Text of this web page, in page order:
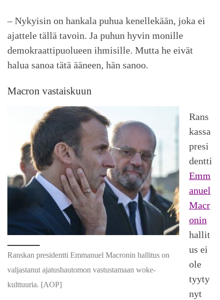
– Nykyisin on hankala puhua kenellekään, joka ei
ajattele tällä tavoin. Ja puhun hyvin monille
demokraattipuolueen ihmisille. Mutta he eivät
halua sanoa tätä ääneen, hän sanoo.
Macron vastaiskuun
Ranskan presidentti Emmanuel Macronin hallitus on
valjastanut ajatushautomon vastustamaan woke-
kulttuuria. [AOP]
Rans
kassa
presi
dentti
Emm
anuel
Macr
onin
hallit
us ei
ole
tyyty
nyt